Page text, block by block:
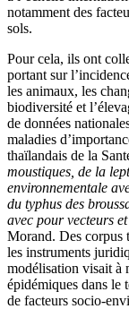
notamment des
sols.
Pour cela, ils ont
portant sur
les animaux, les
biodiversité et
de données
maladies
thaïlandais de la
moustiques, de la
environnementale
du typhus des
avec pour vecteurs
Morand. Des corpus
les instruments
modélisation visait à
épidémiques dans le
de facteurs socio-